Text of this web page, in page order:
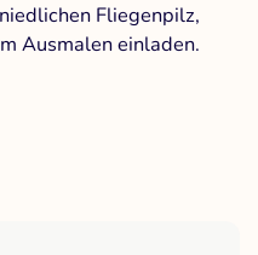
Fliegenpilz,
Ausmalen einladen.